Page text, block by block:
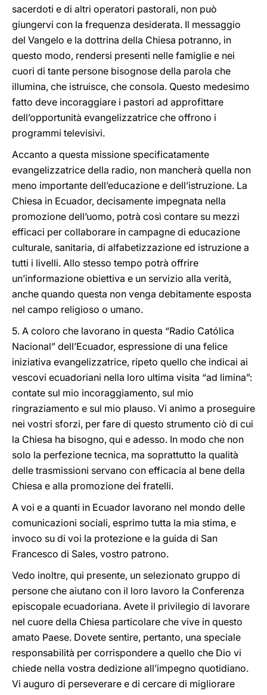
sacerdoti e di altri operatori pastorali, non può
giungervi con la frequenza desiderata. Il messaggio
del Vangelo e la dottrina della Chiesa potranno, in
questo modo, rendersi presenti nelle famiglie e nei
cuori di tante persone bisognose della parola che
illumina, che istruisce, che consola. Questo medesimo
fatto deve incoraggiare i pastori ad approfittare
dell’opportunità evangelizzatrice che offrono i
programmi televisivi.
Accanto a questa missione specificatamente
evangelizzatrice della radio, non mancherà quella non
meno importante dell’educazione e dell’istruzione. La
Chiesa in Ecuador, decisamente impegnata nella
promozione dell’uomo, potrà così contare su mezzi
efficaci per collaborare in campagne di educazione
culturale, sanitaria, di alfabetizzazione ed istruzione a
tutti i livelli. Allo stesso tempo potrà offrire
un’informazione obiettiva e un servizio alla verità,
anche quando questa non venga debitamente esposta
nel campo religioso o umano.
5. A coloro che lavorano in questa “Radio Católica
Nacional” dell’Ecuador, espressione di una felice
iniziativa evangelizzatrice, ripeto quello che indicai ai
vescovi ecuadoriani nella loro ultima visita “ad limina”:
contate sul mio incoraggiamento, sul mio
ringraziamento e sul mio plauso. Vi animo a proseguire
nei vostri sforzi, per fare di questo strumento ciò di cui
la Chiesa ha bisogno, qui e adesso. In modo che non
solo la perfezione tecnica, ma soprattutto la qualità
delle trasmissioni servano con efficacia al bene della
Chiesa e alla promozione dei fratelli.
A voi e a quanti in Ecuador lavorano nel mondo delle
comunicazioni sociali, esprimo tutta la mia stima, e
invoco su di voi la protezione e la guida di San
Francesco di Sales, vostro patrono.
Vedo inoltre, qui presente, un selezionato gruppo di
persone che aiutano con il loro lavoro la Conferenza
episcopale ecuadoriana. Avete il privilegio di lavorare
nel cuore della Chiesa particolare che vive in questo
amato Paese. Dovete sentire, pertanto, una speciale
responsabilità per corrispondere a quello che Dio vi
chiede nella vostra dedizione all’impegno quotidiano.
Vi auguro di perseverare e di cercare di migliorare